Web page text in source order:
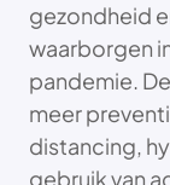
gezondheid
waarborgen
pandemie.
meer
distancing,
gebruik van